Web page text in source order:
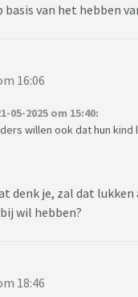
van het hebben
16:06
2025 om 15:40:
willen ook dat hun kind
denk je, zal dat
wil hebben?
18:46